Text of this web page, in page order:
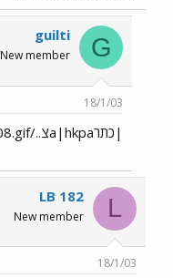
G
guilti
New member
18/1/03
|כתרa|hkpaצ../images/Emo105.gif../images/Emo108.gif
L
LB 182
New member
18/1/03